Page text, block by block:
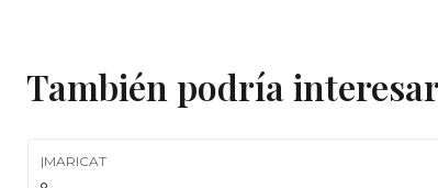
También podría
|MARICAT